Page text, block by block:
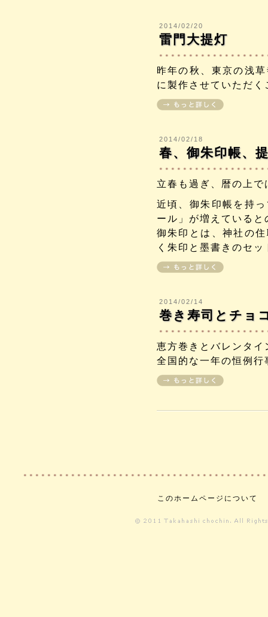
2014/02/20
雷門大提灯
昨年の秋、東京の浅
に製作させていただ
2014/02/18
春、御朱印帳、
立春も過ぎ、暦の上
近頃、御朱印帳を持
ール」が増えていると
御朱印とは、神社の
く朱印と墨書きのセッ
2014/02/14
巻き寿司とチョ
恵方巻きとバレンタ
全国的な一年の恒例
このホームページについて